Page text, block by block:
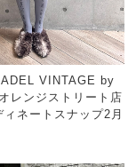
VINTAGE by
レンジストリート店
ィネートスナップ2月